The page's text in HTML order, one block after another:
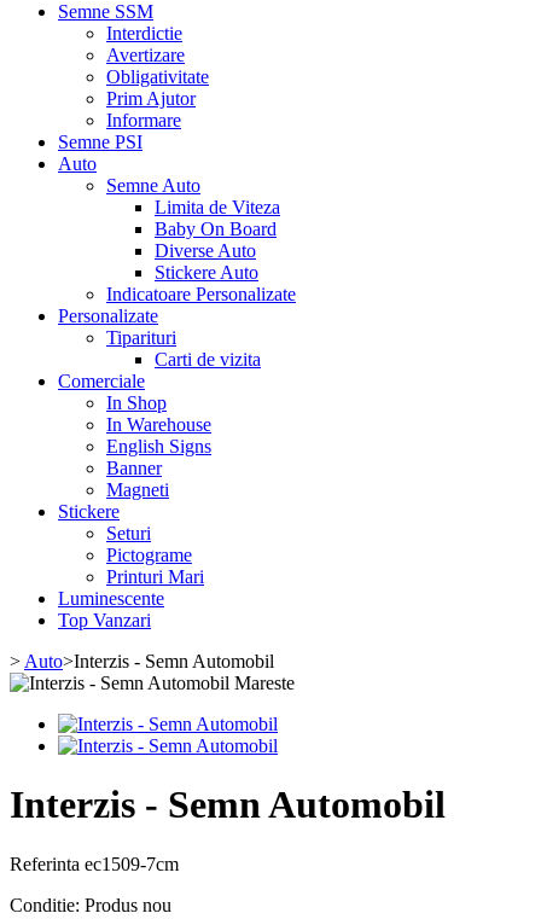
Semne SSM
Interdictie
Avertizare
Obligativitate
Prim Ajutor
Informare
Semne PSI
Auto
Semne Auto
Limita de Viteza
Baby On Board
Diverse Auto
Stickere Auto
Indicatoare Personalizate
Personalizate
Tiparituri
Carti de vizita
Comerciale
In Shop
In Warehouse
English Signs
Banner
Magneti
Stickere
Seturi
Pictograme
Printuri Mari
Luminescente
Top Vanzari
> Auto>Interzis - Semn Automobil
Mareste
Interzis - Semn Automobil
Referinta ec1509-7cm
Conditie: Produs nou